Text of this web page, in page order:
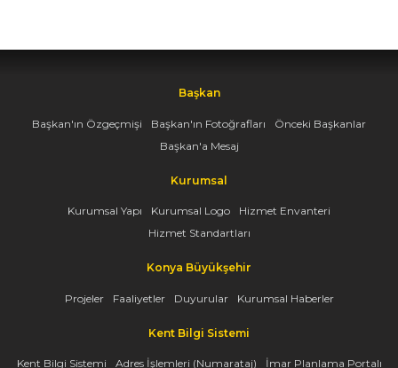
Başkan
Başkan'ın Özgeçmişi Başkan'ın Fotoğrafları
Önceki Başkanlar
Başkan'a Mesaj
Kurumsal
Kurumsal Yapı Kurumsal Logo
Hizmet Envanteri
Hizmet Standartları
Konya Büyükşehir
Projeler Faaliyetler Duyurular Kurumsal Haberler
Kent Bilgi Sistemi
Kent Bilgi Sistemi Adres İşlemleri (Numarataj) İmar Planlama Portalı